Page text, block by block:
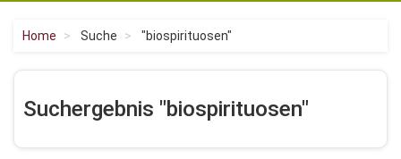
Home Suche "biospirituosen"
Suchergebnis "biospirituosen"